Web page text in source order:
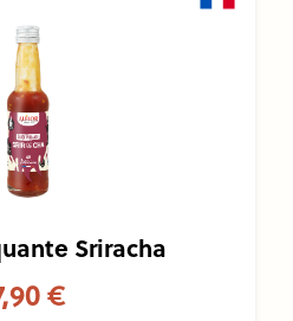
Sriracha
€